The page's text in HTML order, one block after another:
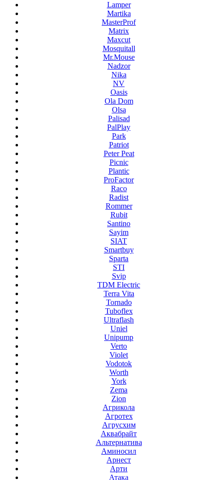
Lamper
Martika
MasterProf
Matrix
Maxcut
Mosquitall
Mr.Mouse
Nadzor
Nika
NV
Oasis
Ola Dom
Olsa
Palisad
PalPlay
Park
Patriot
Peter Peat
Picnic
Plantic
ProFactor
Raco
Radist
Rommer
Rubit
Santino
Sayim
SIAT
Smartbuy
Sparta
STI
Svip
TDM Electric
Terra Vita
Tornado
Tuboflex
Ultraflash
Uniel
Unipump
Verto
Violet
Vodotok
Worth
York
Zema
Zion
Агрикола
Агротех
Агрусхим
Аквабрайт
Альтернатива
Аминосил
Арнест
Арти
Атака